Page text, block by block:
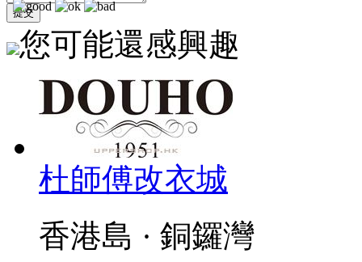
您可能還感興趣
杜師傅改衣城
香港島 · 銅鑼灣